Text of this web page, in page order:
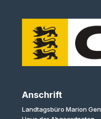
Anschrift
Landtagsbüro Marion